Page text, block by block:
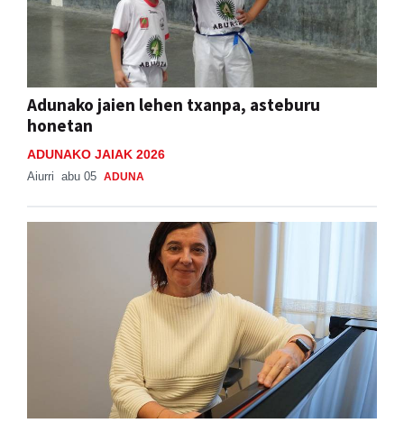
Adunako jaien lehen txanpa, asteburu
honetan
ADUNAKO JAIAK 2026
Aiurri abu 05 ADUNA